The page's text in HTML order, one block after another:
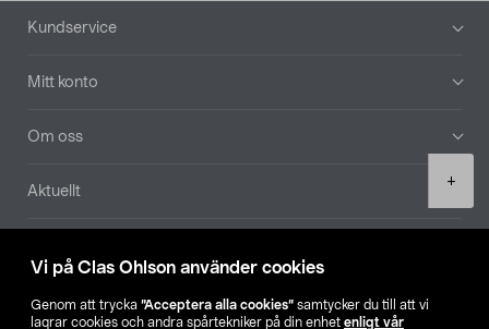
Vi på Clas Ohlson använder cookies
Genom att trycka ”Acceptera alla cookies” samtycker du till att vi
lagrar cookies och andra spårtekniker på din enhet enligt vår
+
Sidfot
Kundservice
Mitt konto
Om oss
Aktuellt
Hitta butik